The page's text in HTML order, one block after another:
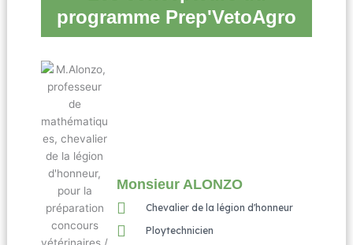
programme Prep'VetoAgro
Monsieur ALONZO
Chevalier de la légion d'honneur
Ploytechnicien